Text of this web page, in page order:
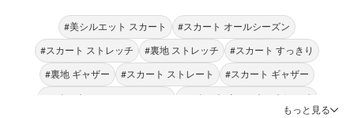
#美シルエット スカート #スカート オールシーズン
#スカート ストレッチ #裏地 ストレッチ #スカート すっきり
#裏地 ギャザー #スカート ストレート #スカート ギャザー
#スカート NATURAL BEAUTY
#スカート ウエストストレッチ
もっと見る